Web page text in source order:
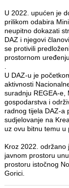
U 2022. upućen je
prilikom odabira
neupitno dokazati
DAZ i njegovi
se protivili
prostornom uređenju
.
U DAZ-u je
aktivnosti
suradnju REGEA-e,
gospodarstva i
radnog tijela DAZ-a
sudjelovanje na
uz ovu bitnu temu u
Kroz 2022. održano
javnom prostoru
prostoru istočnog
Gorici.